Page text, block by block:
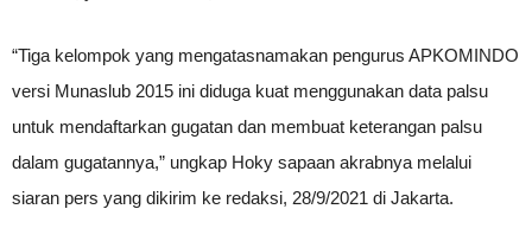
“Tiga kelompok yang mengatasnamakan pengurus APKOMINDO
versi Munaslub 2015 ini diduga kuat menggunakan data palsu
untuk mendaftarkan gugatan dan membuat keterangan palsu
dalam gugatannya,” ungkap Hoky sapaan akrabnya melalui
siaran pers yang dikirim ke redaksi, 28/9/2021 di Jakarta.